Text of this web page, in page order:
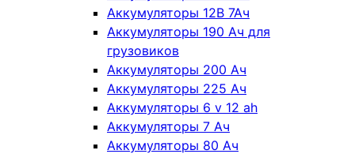
Аккумуляторы 12В 7Ач
Аккумуляторы 190 Ач для
грузовиков
Аккумуляторы 200 Ач
Аккумуляторы 225 Ач
Аккумуляторы 6 v 12 ah
Аккумуляторы 7 Ач
Аккумуляторы 80 Ач